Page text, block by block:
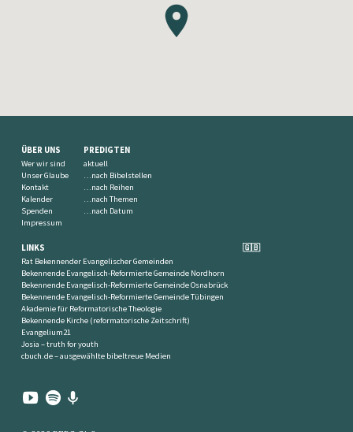
ÜBER UNS
Wer wir sind
Unser Glaube
Kontakt
Kalender
Spenden
Impressum
PREDIGTEN
aktuell
…nach Bibelstellen
…nach Reihen
…nach Themen
…nach Datum
LINKS
Rat Bekennender Evangelischer Gemeinden
Bekennende Evangelisch-Reformierte Gemeinde Nordhorn
Bekennende Evangelisch-Reformierte Gemeinde Osnabrück
Bekennende Evangelisch-Reformierte Gemeinde Tübingen
Akademie für Reformatorische Theologie
Bekennende Kirche (reformatorische Zeitschrift)
Evangelium21
Josia – truth for youth
cbuch.de – ausgewählte bibeltreue Medien
🇬🇧